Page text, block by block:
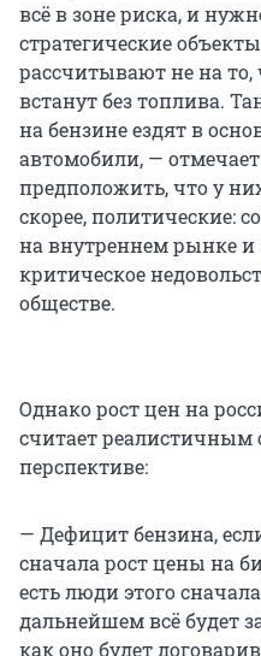
всё в зоне риска, и
стратегические
рассчитывают не на то,
встанут без топлива.
на бензине ездят в
автомобили, —
предположить, что у
скорее, политические:
на внутреннем рынке и
критическое
обществе.
Однако рост цен на
считает
перспективе:
— Дефицит бензина,
сначала рост цены на
есть люди этого
дальнейшем всё будет
как оно будет